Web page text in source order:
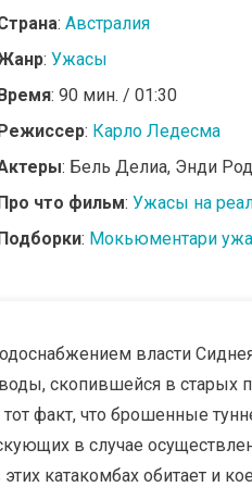
: Австралия
: Ужасы
Время: 90 мин. / 01:30
Режиссер: Карло Ледесма
: Бель Делиа, Энди
Про что фильм: Ужасы на
Подборки: Мокьюментари
власти
скопившейся в старых
факт, что брошенные
в случае
катакомбах обитает и